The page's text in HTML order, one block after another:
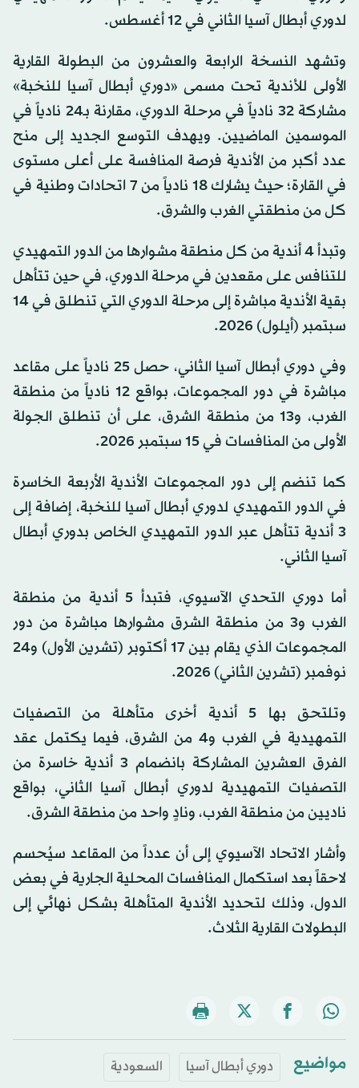
لدوري أبطال آسيا الثاني في 12 أغسطس.
وتشهد النسخة الرابعة والعشرون من البطولة القارية
الأولى للأندية تحت مسمى «دوري أبطال آسيا للنخبة»
مشاركة 32 نادياً في مرحلة الدوري، مقارنة بـ24 نادياً في
الموسمين الماضيين. ويهدف التوسع الجديد إلى منح
عدد أكبر من الأندية فرصة المنافسة على أعلى مستوى
في القارة؛ حيث يشارك 18 نادياً من 7 اتحادات وطنية في
كل من منطقتي الغرب والشرق.
وتبدأ 4 أندية من كل منطقة مشوارها من الدور التمهيدي
للتنافس على مقعدين في مرحلة الدوري، في حين تتأهل
بقية الأندية مباشرة إلى مرحلة الدوري التي تنطلق في 14
سبتمبر (أيلول) 2026.
وفي دوري أبطال آسيا الثاني، حصل 25 نادياً على مقاعد
مباشرة في دور المجموعات، بواقع 12 نادياً من منطقة
الغرب، و13 من منطقة الشرق، على أن تنطلق الجولة
الأولى من المنافسات في 15 سبتمبر 2026.
كما تنضم إلى دور المجموعات الأندية الأربعة الخاسرة
في الدور التمهيدي لدوري أبطال آسيا للنخبة، إضافة إلى
3 أندية تتأهل عبر الدور التمهيدي الخاص بدوري أبطال
آسيا الثاني.
أما دوري التحدي الآسيوي، فتبدأ 5 أندية من منطقة
الغرب و3 من منطقة الشرق مشوارها مباشرة من دور
المجموعات الذي يقام بين 17 أكتوبر (تشرين الأول) و24
نوفمبر (تشرين الثاني) 2026.
وتلتحق بها 5 أندية أخرى متأهلة من التصفيات
التمهيدية في الغرب و4 من الشرق، فيما يكتمل عقد
الفرق العشرين المشاركة بانضمام 3 أندية خاسرة من
التصفيات التمهيدية لدوري أبطال آسيا الثاني، بواقع
ناديين من منطقة الغرب، ونادٍ واحد من منطقة الشرق.
وأشار الاتحاد الآسيوي إلى أن عدداً من المقاعد سيُحسم
لاحقاً بعد استكمال المنافسات المحلية الجارية في بعض
الدول، وذلك لتحديد الأندية المتأهلة بشكل نهائي إلى
البطولات القارية الثلاث.
مواضيع دوري أبطال آسيا السعودية